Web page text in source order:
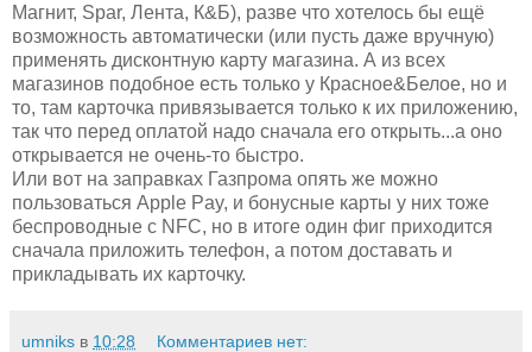
Магнит, Spar, Лента, К&Б), разве что хотелось бы ещё
возможность автоматически (или пусть даже вручную)
применять дисконтную карту магазина. А из всех
магазинов подобное есть только у Красное&Белое, но и
то, там карточка привязывается только к их приложению,
так что перед оплатой надо сначала его открыть...а оно
открывается не очень-то быстро.
Или вот на заправках Газпрома опять же можно
пользоваться Apple Pay, и бонусные карты у них тоже
беспроводные с NFC, но в итоге один фиг приходится
сначала приложить телефон, а потом доставать и
прикладывать их карточку.
umniks в 10:28 Комментариев нет: